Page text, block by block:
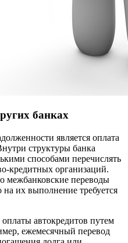
банках
является оплата
структуры банка
способами перечислять
кредитных организаций.
межбанковские переводы
их выполнение требуется
автокредитов путем
ежемесячный перевод